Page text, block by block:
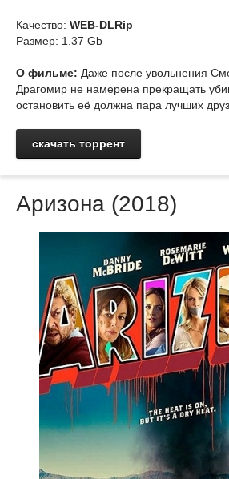
Качество: WEB-DLRip
Размер: 1.37 Gb
О фильме: Даже после увольнения
Драгомир не намерена прекращать
остановить её должна пара лучших
скачать торрент
Аризона (2018)